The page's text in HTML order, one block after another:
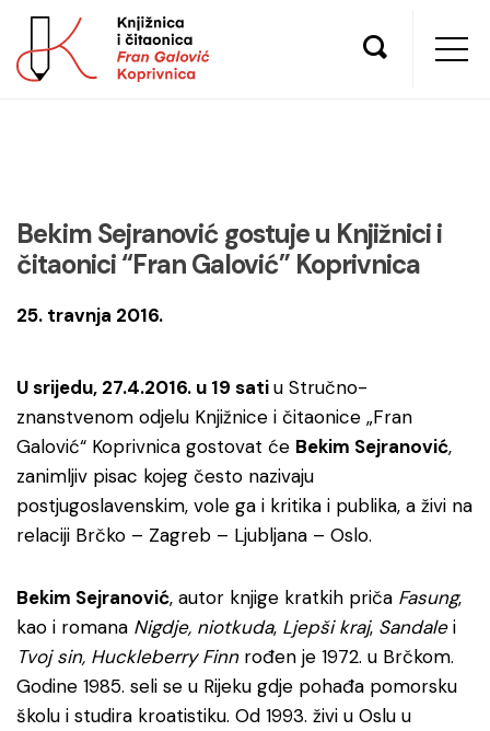
Bekim Sejranović gostuje u Knjižnici i
čitaonici “Fran Galović” Koprivnica
25. travnja 2016.
U srijedu, 27.4.2016. u 19 satiu Stručno-
znanstvenom odjelu Knjižnice i čitaonice „Fran
Galović“ Koprivnica gostovat će Bekim Sejranović,
zanimljiv pisac kojeg često nazivaju
postjugoslavenskim, vole ga i kritika i publika, a živi na
relaciji Brčko – Zagreb – Ljubljana – Oslo.
Bekim Sejranović, autor knjige kratkih priča Fasung,
kao i romana Nigdje, niotkuda, Ljepši kraj, Sandalei
Tvoj sin, Huckleberry Finnrođen je 1972. u Brčkom.
Godine 1985. seli se u Rijeku gdje pohađa pomorsku
školu i studira kroatistiku. Od 1993. živi u Oslu u